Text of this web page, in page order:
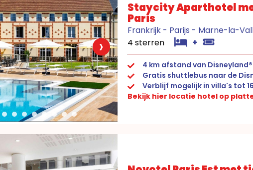
›
Staycity Aparthotel
Paris
Frankrijk - Parijs - Marne-la-
4 sterren +
4 km afstand van
Gratis shuttlebus naar de
Verblijf mogelijk in villa's tot
Bekijk hier locatie hotel op